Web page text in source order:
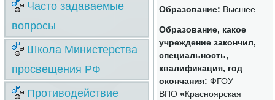
Часто задаваемые
вопросы
Школа Министерства
просвещения РФ
Противодействие
Образование: Высшее
Образование, какое
учреждение закончил,
специальность,
квалификация, год
окончания: ФГОУ
ВПО «Красноярская